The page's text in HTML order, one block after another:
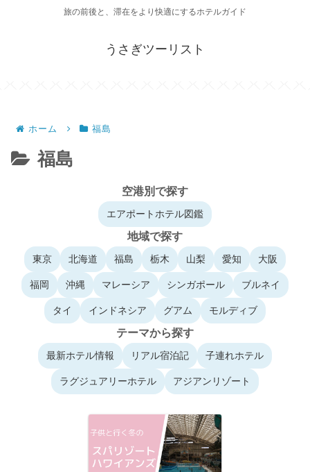
旅の前後と、滞在をより快適にするホテルガイド
うさぎツーリスト
ホーム 福島
福島
空港別で探す
エアポートホテル図鑑
地域で探す
東京 北海道 福島 栃木 山梨 愛知 大阪
福岡 沖縄 マレーシア シンガポール ブルネイ
タイ インドネシア グアム モルディブ
テーマから探す
最新ホテル情報 リアル宿泊記 子連れホテル
ラグジュアリーホテル アジアンリゾート